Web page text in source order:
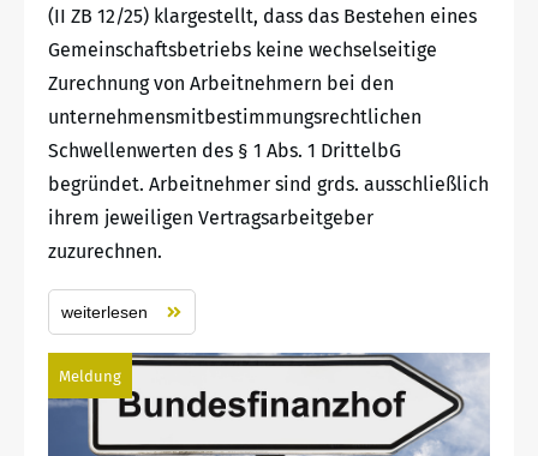
(II ZB 12/25) klargestellt, dass das Bestehen eines
Gemeinschaftsbetriebs keine wechselseitige
Zurechnung von Arbeitnehmern bei den
unternehmensmitbestimmungsrechtlichen
Schwellenwerten des § 1 Abs. 1 DrittelbG
begründet. Arbeitnehmer sind grds. ausschließlich
ihrem jeweiligen Vertragsarbeitgeber
zuzurechnen.
weiterlesen
Meldung